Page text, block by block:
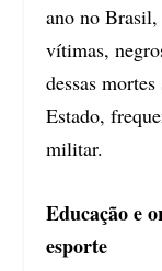
ano no
vítimas,
dessas
Estado,
militar.
Educação e
esporte